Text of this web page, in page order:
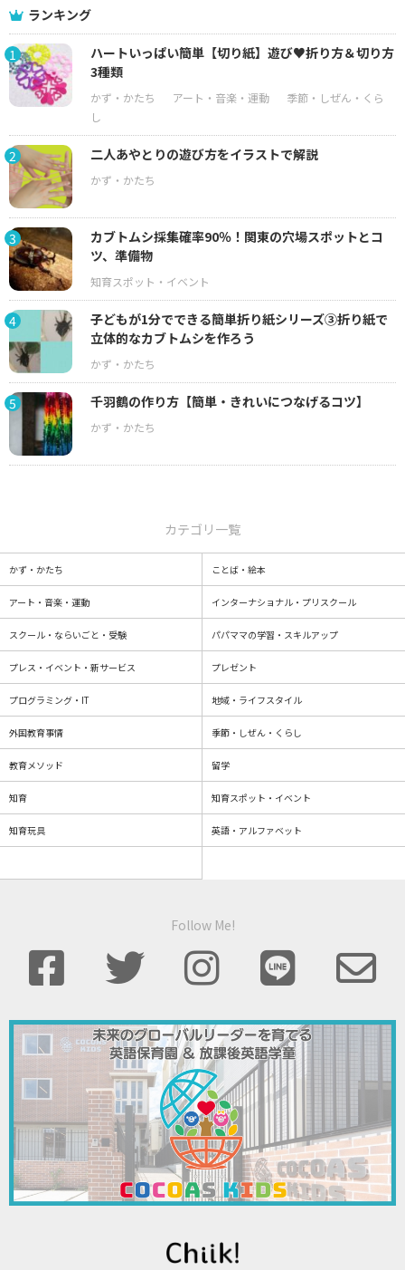
ランキング
1
ハートいっぱい簡単【切り紙】遊び♥折り方＆切り方
3種類
2 二人あやとりの遊び方をイラストで解説
3
カブトムシ採集確率90％！関東の穴場スポットとコ
ツ、準備物
4
子どもが1分でできる簡単折り紙シリーズ③折り紙で
立体的なカブトムシを作ろう
5 千羽鶴の作り方【簡単・きれいにつなげるコツ】
カテゴリ一覧
かず・かたち ことば・絵本
アート・音楽・運動 インターナショナル・プリスクール
スクール・ならいごと・受験 パパママの学習・スキルアップ
プレス・イベント・新サービス プレゼント
プログラミング・IT 地域・ライフスタイル
外国教育事情 季節・しぜん・くらし
教育メソッド 留学
知育 知育スポット・イベント
知育玩具 英語・アルファベット
Follow Me!